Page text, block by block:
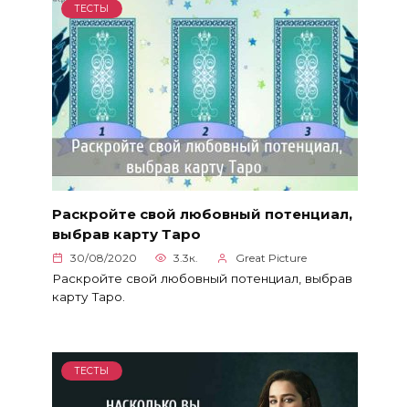
ТЕСТЫ
Раскройте свой любовный потенциал,
выбрав карту Таро
30/08/2020 3.3к. Great Picture
Раскройте свой любовный потенциал, выбрав
карту Таро.
ТЕСТЫ